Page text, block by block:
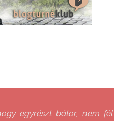
egyrészt bátor, nem fél